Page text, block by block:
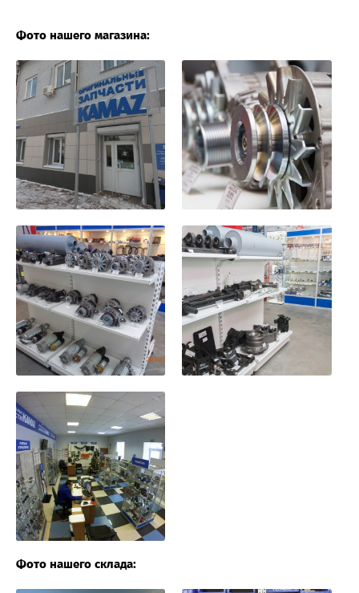
Фото нашего магазина:
Фото нашего склада: